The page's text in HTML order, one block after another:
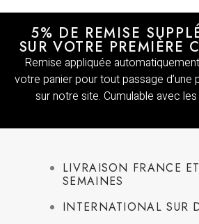
5% DE REMISE
SUR VOTRE PREMIÈRE
Remise appliquée
votre panier pour tout passage
sur notre site. Cumulable avec
LIVRAISON FRANCE
SEMAINES
INTERNATIONAL SUR